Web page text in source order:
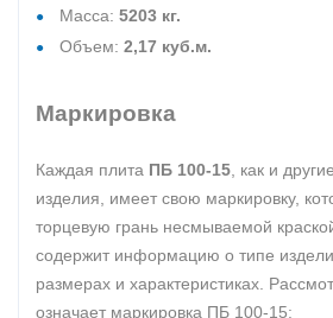
Масса: 5203 кг.
Объем: 2,17 куб.м.
Маркировка
Каждая плита ПБ 100-15 , как и
изделия, имеет свою маркировку,
торцевую грань несмываемой
содержит информацию о типе
размерах и характеристиках.
означает маркировка ПБ 100-15: